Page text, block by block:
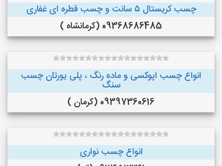
چسب کریستال ۵ سانت و چسب قطره ای غفاری
09368686485 (کرمانشاه )
انواع چسب اپوکسی و ماده رنگ ، پلی یورتان چسب
سنگ
09397360616 (کرمان )
انواع چسب نواری